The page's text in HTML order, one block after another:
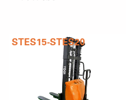
STES15-STES20